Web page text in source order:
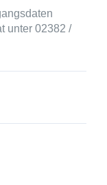
unter 02382 /